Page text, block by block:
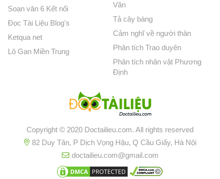
Soạn văn 6 Kết nối
Đọc Tài Liệu Blog's
Ketqua net
Lô Gan Miền Trung
Văn
Tả cây bàng
Cảm nghĩ về người thân
Phân tích Trao duyên
Phân tích nhân vật Phương
Định
Copyright © 2020 Doctailieu.com. All rights reserved
82 Duy Tân, P Dịch Vọng Hậu, Q Cầu Giấy, Hà Nội
doctailieu.com@gmail.com